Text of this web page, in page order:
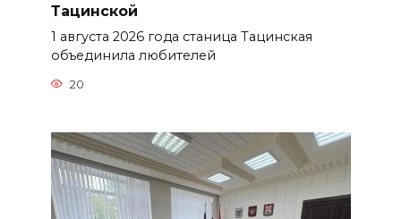
Тацинской
1 августа 2026 года станица Тацинская
объединила любителей
20